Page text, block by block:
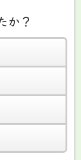
か？